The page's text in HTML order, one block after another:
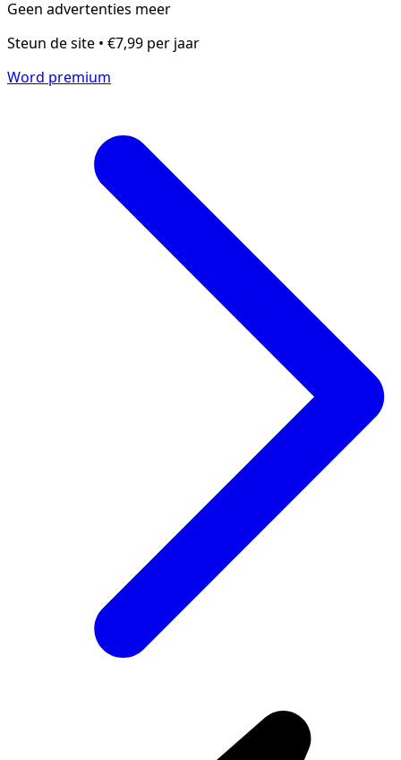
Geen advertenties meer
Steun de site • €7,99 per jaar
Word premium